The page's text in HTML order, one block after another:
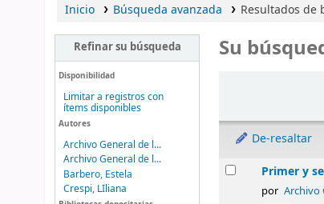
Inicio Búsqueda avanzada Resultados de
Refinar su búsqueda
Disponibilidad
Limitar a registros con
ítems disponibles
Autores
Archivo General de l...
Archivo General de l...
Barbero, Estela
Crespi, LIliana
Su
De-resaltar
ResultadosPrimer y
por Archivo